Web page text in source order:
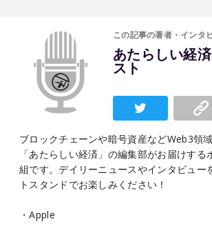
この記事の著者・インタ
あたらしい経
スト
ブロックチェーンや暗号資産などWeb3領
「あたらしい経済」の編集部がお届けする
組です。デイリーニュースやインタビュー
トスタンドでお楽しみください！
・Apple